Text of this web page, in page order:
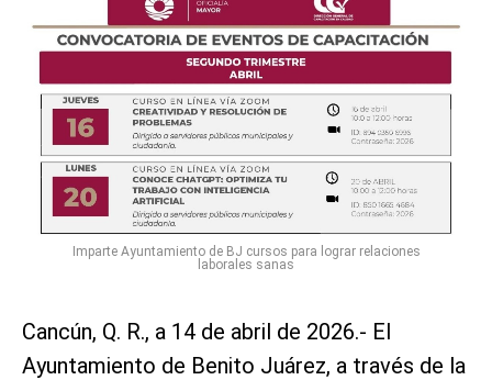
Imparte Ayuntamiento de BJ cursos para lograr relaciones
laborales sanas
Cancún, Q. R., a 14 de abril de 2026.- El
Ayuntamiento de Benito Juárez, a través de la